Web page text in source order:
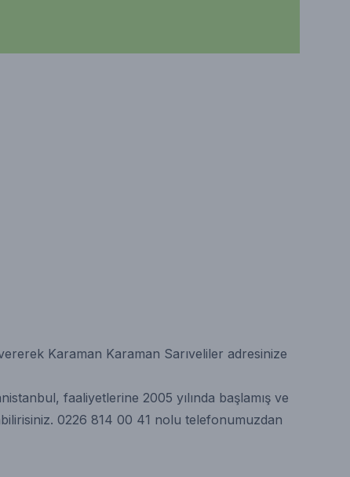
Karaman Karaman Sarıveliler adresinize
faaliyetlerine 2005 yılında başlamış ve
0226 814 00 41 nolu telefonumuzdan